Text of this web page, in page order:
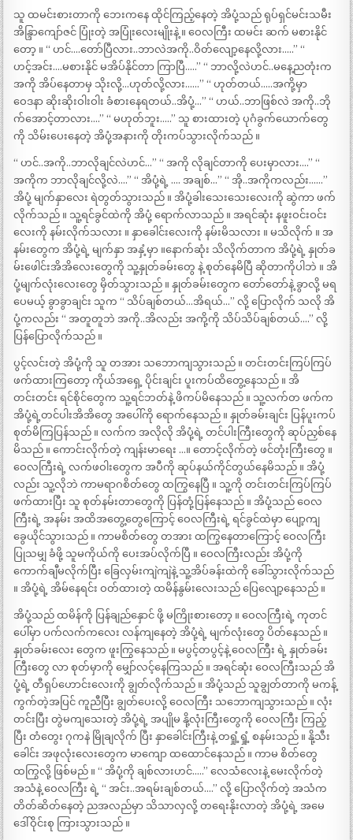
သူ ထမင်းစားတာကို ဘေးကနေ ထိုင်ကြည့်နေတဲ့ အိပုံ့သည် ရုပ်ရှင်မင်းသမီး
အိန္ဒြာကျော်ဇင် ပြုံးတဲ့ အပြုံးလေးမျိုးနဲ့ ။ ဝေလကြီး ထမင်း ဆက် မစားနိုင်
တော့ ။ “ ဟင်….တော်ပြီလား..ဘာလဲအကို..ဝိတ်လျော့နေလို့လား…..” “
ဟင့်အင်း….မစားနိုင် မအိပ်နိုင်တာ ကြာပြီ…..” “ ဘာလို့လဲဟင်..မနေ့ညတုံးက
အကို အိပ်နေတာမှ သိုးလို့…ဟုတ်လို့လား……” “ ဟုတ်တယ်…..အကို့မှာ
ဝေဒနာ ဆိုးဆိုးဝါးဝါး ခံစားနေရတယ်..အိပုံ့…” “ ဟယ်..ဘာဖြစ်လဲ အကို..ဘို
က်အောင့်တာလား….” “ မဟုတ်ဘူး…..” သူ စားထားတဲ့ ပုဂံခွက်ယောက်တွေ
ကို သိမ်းပေးနေတဲ့ အိပုံ့အနားကို တိုးကပ်သွားလိုက်သည် ။
“ ဟင်..အကို..ဘာလိုချင်လဲဟင်…” “ အကို လိုချင်တာကို ပေးမှာလား….” “
အကိုက ဘာလိုချင်လို့လဲ….” “ အိပုံ့ရဲ့ …. အချစ်…” “ အို..အကိုကလည်း……”
အိပုံ့ မျက်နှာလေး ရဲတွတ်သွားသည် ။ အိပုံ့ခါးသေးသေးလေးကို ဆွဲကာ ဖက်
လိုက်သည် ။ သူ့ရင်ခွင်ထဲကို အိပုံ့ ရောက်လာသည် ။ အရင်ဆုံး နဖူးဝင်းဝင်း
လေးကို နမ်းလိုက်သလား ။ နှာခေါင်းလေးကို နမ်းမိသလား ။ မသိလိုက် ။ အ
နမ်းတွေက အိပုံ့ရဲ့ မျက်နှာ အနှံ့မှာ ။နောက်ဆုံး သိလိုက်တာက အိပုံ့ရဲ့ နှုတ်ခ
မ်းဖေါင်းအိအိလေးတွေကို သူ့နှုတ်ခမ်းတွေ နဲ့ စုတ်နေမိပြီ ဆိုတာကိုပါဘဲ ။ အိ
ပုံ့မျက်လုံးလေးတွေ မှိတ်သွားသည် ။ နှုတ်ခမ်းတွေက တော်တော်နဲ့ ခွာလို့ မရ
ပေမယ့် ခွာခွာချင်း သူက “ သိပ်ချစ်တယ်…အိရယ်…” လို့ ပြောလိုက် သလို အိ
ပုံ့ကလည်း “ အတူတူဘဲ အကို..အိလည်း အကို့ကို သိပ်သိပ်ချစ်တယ်….” လို့
ပြန်ပြောလိုက်သည် ။
ပွင့်လင်းတဲ့ အိပုံ့ကို သူ တအား သဘောကျသွားသည် ။ တင်းတင်းကြပ်ကြပ်
ဖက်ထားကြတော့ ကိုယ်အရှေ့ ပိုင်းချင်း ပူးကပ်ထိတွေ့နေသည် ။ အိ
တင်းတင်း ရင်စိုင်တွေက သူ့ရင်ဘတ်နဲ့ ဖိကပ်မိနေသည် ။ သူ့လက်တ ဖက်က
အိပုံ့ရဲ့တင်ပါးအိအိတွေ အပေါ်ကို ရောက်နေသည် ။ နှုတ်ခမ်းချင်း ပြန်ပူးကပ်
စုတ်မိကြပြန်သည် ။ လက်က အလိုလို အိပုံ့ရဲ့ တင်ပါးကြီးတွေကို ဆုပ်ညှစ်နေ
မိသည် ။ ကောင်းလိုက်တဲ့ ကျန်းမာရေး …။ တောင့်လိုက်တဲ့ ဖင်တုံးကြီးတွေ ။
ဝေလကြီးရဲ့ လက်ဖဝါးတွေက အပီကို ဆုပ်နယ်ကိုင်တွယ်နေမိသည် ။ အိပုံ့
လည်း သူ့လိုဘဲ ကာမရာဂစိတ်တွေ ထကြွနေပြီ ။ သူ့ကို တင်းတင်းကြပ်ကြပ်
ဖက်ထားပြီး သူ စုတ်နမ်းတာတွေကို ပြန်တုံ့ပြန်နေသည် ။ အိပုံ့သည် ဝေလ
ကြီးရဲ့ အနမ်း အထိအတွေ့တွေကြောင့် ဝေလကြီးရဲ့ ရင်ခွင်ထဲမှာ ပျော့ကျ
ခွေယိုင်သွားသည် ။ ကာမစိတ်တွေ တအား ထကြွနေတာကြောင့် ဝေလကြီး
ပြုသမျှ ခံဖို့ သူမကိုယ်ကို ပေးအပ်လိုက်ပြီ ။ ဝေလကြီးလည်း အိပုံ့ကို
ကောက်ချီမလိုက်ပြီး ခြေလှမ်းကျဲကျဲနဲ့ သူ့အိပ်ခန်းထဲကို ခေါ်သွားလိုက်သည်
။ အိပုံ့ရဲ့ အိမ်နေရင်း ဝတ်ထားတဲ့ ထမိန်နွမ်းလေးသည် ပြေလျော့နေသည် ။
အိပုံ့သည် ထမိန်ကို ပြန်ချည်နှောင် ဖို့ မကြိုးစားတော့ ။ ဝေလကြီးရဲ့ ကုတင်
ပေါ်မှာ ပက်လက်ကလေး လန်ကျနေတဲ့ အိပုံ့ရဲ့ မျက်လုံးတွေ ပိတ်နေသည် ။
နှုတ်ခမ်းလေး တွေက ဖူးကြွနေသည် ။ မပွင့်တပွင့်နဲ့ ဝေလကြီး ရဲ့ နှုတ်ခမ်း
ကြီးတွေ လာ စုတ်မှာကို မျှော်လင့်နေကြသည် ။ အရင်ဆုံး ဝေလကြီးသည် အိ
ပုံ့ရဲ့ တီရှပ်ဟောင်းလေးကို ချွတ်လိုက်သည် ။ အိပုံ့သည် သူချွတ်တာကို မကန့်
ကွက်တဲ့အပြင် ကူညီပြီး ချွတ်ပေးလို့ ဝေလကြီး သဘောကျသွားသည် ။ လုံး
တင်းပြီး တွဲမကျသေးတဲ့ အိပုံ့ရဲ့ အပျိုမ နို့လုံးကြီးတွေကို ဝေလကြီး ကြည့်
ပြီး တံတွေး ဂုကနဲ မြိုချလိုက် ပြီး နှာခေါင်းကြီးနဲ့ တရှုံ့ရှုံ့ စနမ်းသည် ။ နို့သီး
ခေါင်း အဖုလုံးလေးတွေက မာကျော ထထောင်နေသည် ။ ကာမ စိတ်တွေ
ထကြွလို့ ဖြစ်မည် ။ “ အိပုံ့ကို ချစ်လားဟင်…..” လေသံလေးနဲ့ မေးလိုက်တဲ့
အသံနဲ့ ဝေလကြီး ရဲ့ “ အင်း..အရမ်းချစ်တယ်….” လို့ ပြောလိုက်တဲ့ အသံက
တိတ်ဆိတ်နေတဲ့ ညအလည်မှာ သိသာလှလို့ တရေးနိုးလာတဲ့ အိပုံ့ရဲ့ အမေ
ဒေါ်ဝိုင်းစု ကြားသွားသည် ။